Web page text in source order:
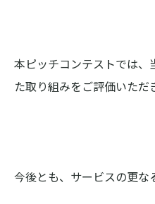
本ピッチコンテストでは
た取り組みをご評価いただ
今後とも、サービスの更な